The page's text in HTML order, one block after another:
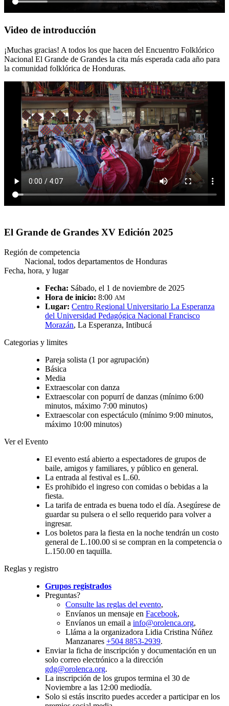
Video de introducción
¡Muchas gracias! A todos los que hacen del Encuentro Folklórico
Nacional El Grande de Grandes la cita más esperada cada año para
la comunidad folklórica de Honduras.
El Grande de Grandes XV Edición 2025
Región de competencia
Nacional, todos departamentos de Honduras
Fecha, hora, y lugar
Fecha: Sábado, el 1 de noviembre de 2025
Hora de inicio: 8:00 AM
Lugar: Centro Regional Universitario La Esperanza
del Universidad Pedagógica Nacional Francisco
Morazán, La Esperanza, Intibucá
Categorias y limites
Pareja solista (1 por agrupación)
Básica
Media
Extraescolar con danza
Extraescolar con popurrí de danzas (mínimo 6:00
minutos, máximo 7:00 minutos)
Extraescolar con espectáculo (mínimo 9:00 minutos,
máximo 10:00 minutos)
Ver el Evento
El evento está abierto a espectadores de grupos de
baile, amigos y familiares, y público en general.
La entrada al festival es L.60.
Es prohibido el ingreso con comidas o bebidas a la
fiesta.
La tarifa de entrada es buena todo el día. Asegúrese de
guardar su pulsera o el sello requerido para volver a
ingresar.
Los boletos para la fiesta en la noche tendrán un costo
general de L.100.00 si se compran en la competencia o
L.150.00 en taquilla.
Reglas y registro
Grupos registrados
Preguntas?
Consulte las reglas del evento,
Envíanos un mensaje en Facebook,
Envíanos un email a info@orolenca.org,
Lláma a la organizadora Lidia Cristina Núñez
Manzanares +504 8853-2939.
Enviar la ficha de inscripción y documentación en un
solo correo electrónico a la dirección
gdg@orolenca.org.
La inscripción de los grupos termina el 30 de
Noviembre a las 12:00 mediodía.
Solo si estás inscrito puedes acceder a participar en los